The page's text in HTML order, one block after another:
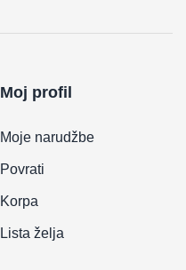
Moj profil
Moje narudžbe
Povrati
Korpa
Lista želja